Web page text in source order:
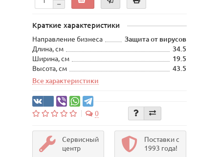
Краткие характеристики
Направление бизнеса
Защита от вирусов
Длина, см
34.5
Ширина, см
19.5
Высота, см
43.5
Все характеристики
0
Сервисный
центр
Поставки с
1993 года!